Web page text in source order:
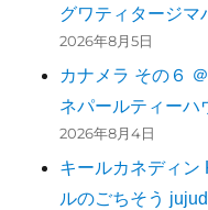
グワティタージマ
2026年8月5日
カナメラ その６
ネパールティーハ
2026年8月4日
キールカネディン
ルのごちそう